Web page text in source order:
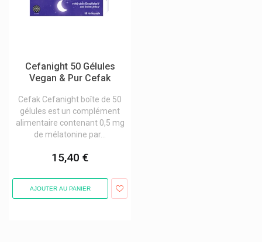
Cefanight 50 Gélules
Vegan & Pur Cefak
Cefak Cefanight boîte de 50
gélules est un complément
alimentaire contenant 0,5 mg
de mélatonine par...
15,40 €
AJOUTER AU PANIER